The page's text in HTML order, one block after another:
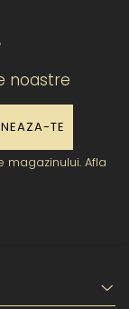
noastre
Afla